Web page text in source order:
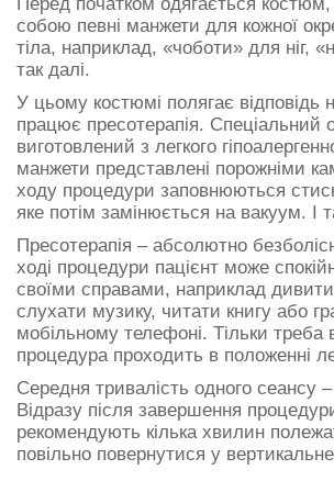
собою певні манжети для кожної
тіла, наприклад, «чоботи» для ніг,
так далі.
У цьому костюмі полягає відповідь
працює пресотерапія. Спеціальний
виготовлений з легкого
манжети представлені порожніми
ходу процедури заповнюються
яке потім замінюється на вакуум. І
Пресотерапія – абсолютно
ході процедури пацієнт може
своїми справами, наприклад
слухати музику, читати книгу або
мобільному телефоні. Тільки
процедура проходить в положенні
Середня тривалість одного сеансу
Відразу після завершення
рекомендують кілька хвилин
повільно повернутися у